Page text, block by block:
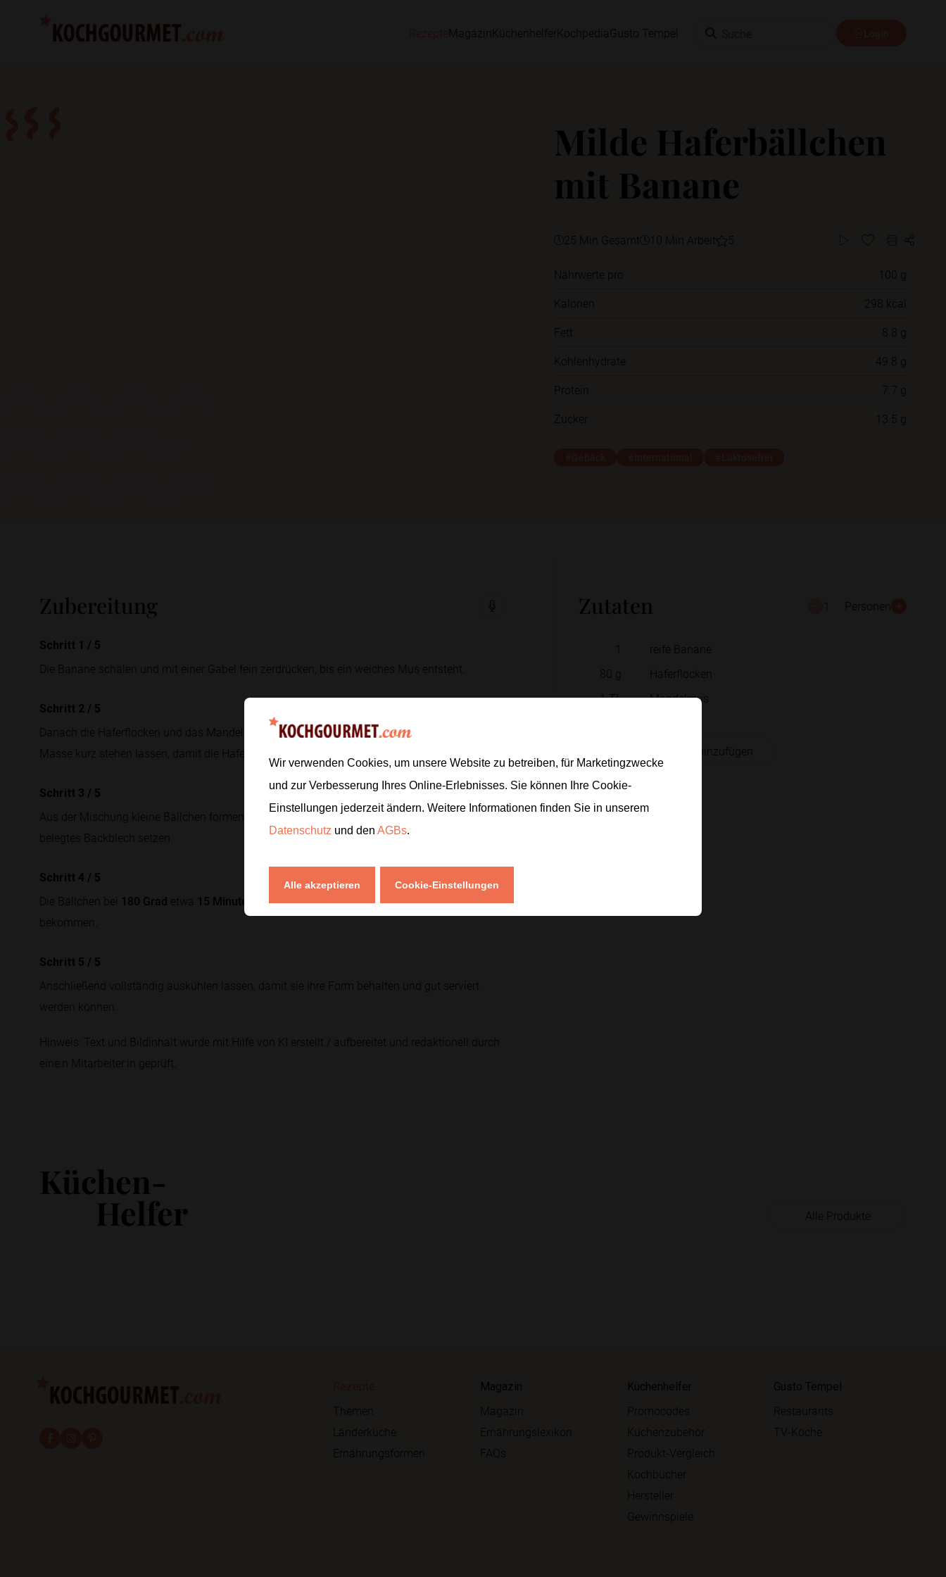
Magazin Küchenhelfer Kochpedia Gusto Tempel
Milde Haferbällchen
mit Banane
25 Min Gesamt 10 Min Arbeit 5
Nährwerte pro
100 g
Kalorien
298 kcal
Fett
8.8 g
Kohlenhydrate
49.8 g
Protein
7.7 g
Zucker
13.5 g
Zutaten 1 Personen
1
reife Banane
80 g
Haferflocken
1TL Mandelmus
Zur Einkaufsliste hinzufügen
Zubereitung
Schritt 1 / 5
Die Banane schälen und mit einer Gabel fein zerdrücken, bis ein weiches Mus entsteht.
Schritt 2 / 5
Danach die Haferflocken und das Mandelmus dazugeben und alles gründlich vermengen. Die
Masse kurz stehen lassen, damit die Haferflocken etwas Feuchtigkeit aufnehmen.
Schritt 3 / 5
Aus der Mischung kleine Bällchen formen und mit etwas Abstand auf ein mit Backpapier
belegtes Backblech setzen.
Schritt 4 / 5
Die Bällchen bei 180 Grad etwa 15 Minuten
backen, bis sie leicht fest werden und sanft Farbe
bekommen.
Schritt 5 / 5
Anschließend vollständig auskühlen lassen, damit sie ihre Form behalten und gut serviert
werden können.
Hinweis: Text und Bildinhalt wurde mit Hilfe von KI erstellt / aufbereitet und redaktionell durch
eine:n Mitarbeiter:in geprüft.
Küchen-
Helfer Alle Produkte
Themen
Länderküche
Ernährungsformen
Magazin
Magazin
Ernährungslexikon
FAQs
Küchenhelfer
Promocodes
Küchenzubehör
Produkt-Vergleich
Kochbücher
Hersteller
Gewinnspiele
Gusto Tempel
Restaurants
TV-Köche
Wir verwenden Cookies, um unsere Website zu betreiben, für Marketingzwecke
und zur Verbesserung Ihres Online-Erlebnisses. Sie können Ihre Cookie-
Einstellungen jederzeit ändern. Weitere Informationen finden Sie in unserem
Datenschutz und den AGBs.
Alle akzeptieren Cookie-Einstellungen